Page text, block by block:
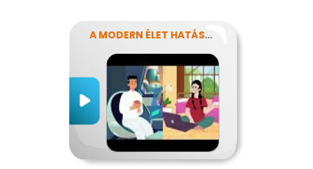
A MODERN ÉLET HATÁSA AZ ERŐFORRÁSAINK FELHASZNÁLÁSÁRA